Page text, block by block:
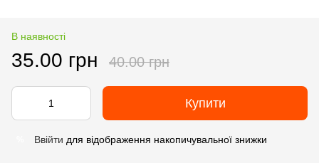
В наявності
35.00 грн 40.00 грн
Купити
Ввійти для відображення накопичувальної знижки